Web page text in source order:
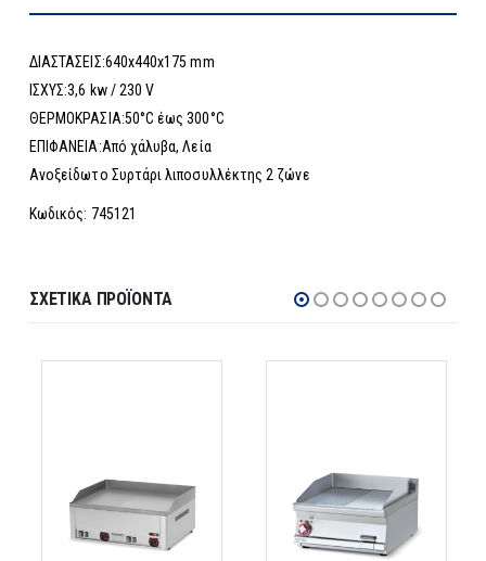
ΔΙΑΣΤΑΣΕΙΣ:640x440x175 mm
ΙΣΧΥΣ:3,6 kw / 230 V
ΘΕΡΜΟΚΡΑΣΙΑ:50°C έως 300°C
ΕΠΙΦΑΝΕΙΑ:Από χάλυβα, Λεία
Ανοξείδωτο Συρτάρι λιποσυλλέκτης 2 ζώνε
Κωδικός: 745121
ΣΧΕΤΙΚΆ ΠΡΟΪΌΝΤΑ